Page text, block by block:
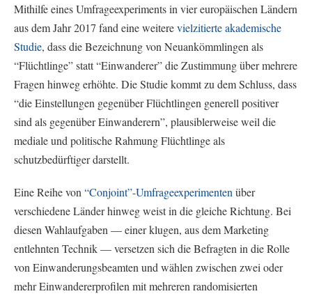
Mithilfe eines Umfrageexperiments in vier europäischen Ländern
aus dem Jahr 2017 fand eine weiterevielzitierte akademische
Studie, dass die Bezeichnung von Neuankömmlingen als
“Flüchtlinge” statt “Einwanderer” die Zustimmung über mehrere
Fragen hinweg erhöhte. Die Studie kommt zu dem Schluss, dass
“die Einstellungen gegenüber Flüchtlingen generell positiver
sind als gegenüber Einwanderern”, plausiblerweise weil die
mediale und politische Rahmung Flüchtlinge als
schutzbedürftiger darstellt.
Eine Reihe von“Conjoint”-Umfrageexperimentenüber
verschiedene Länder hinweg weist in die gleiche Richtung. Bei
diesen Wahlaufgaben — einer klugen, aus dem Marketing
entlehnten Technik — versetzen sich die Befragten in die Rolle
von Einwanderungsbeamten und wählen zwischen zwei oder
mehr Einwandererprofilen mit mehreren randomisierten